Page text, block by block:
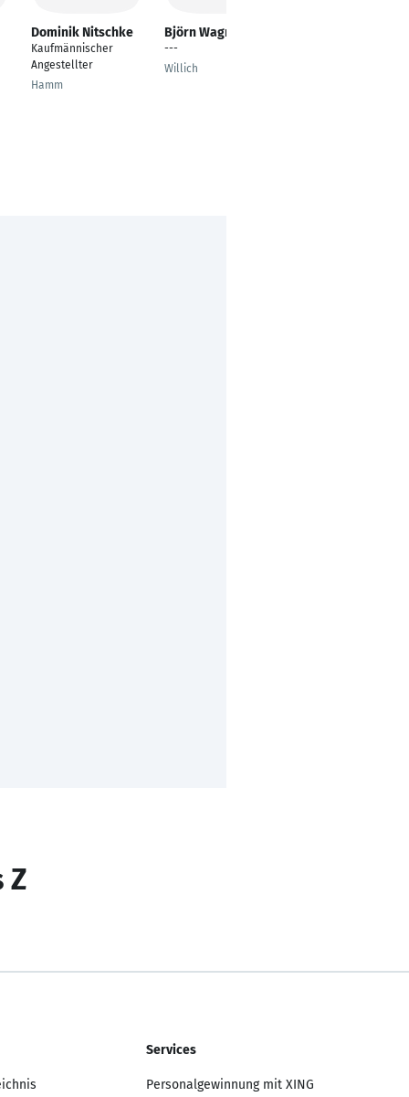
Dominik Nitschke
Kaufmännischer
Angestellter
Hamm
Björn Wagner
---
Willich
Z
Services
Personalgewinnung mit XING